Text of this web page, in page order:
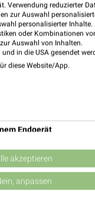
reduzierter
zur Auswahl
personalisierter
oder Kombinationen
Auswahl von Inhalten.
in die USA gesendet
diese Website/App.
Endgerät
akzeptieren
anpassen